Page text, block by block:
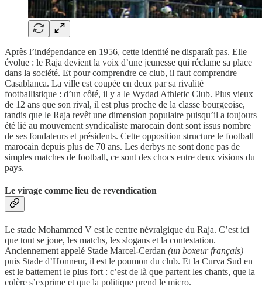
Après l’indépendance en 1956, cette identité ne disparaît pas. Elle
évolue : le Raja devient la voix d’une jeunesse qui réclame sa place
dans la société. Et pour comprendre ce club, il faut comprendre
Casablanca. La ville est coupée en deux par sa rivalité
footballistique : d’un côté, il y a le Wydad Athletic Club. Plus vieux
de 12 ans que son rival, il est plus proche de la classe bourgeoise,
tandis que le Raja revêt une dimension populaire puisqu’il a toujours
été lié au mouvement syndicaliste marocain dont sont issus nombre
de ses fondateurs et présidents. Cette opposition structure le football
marocain depuis plus de 70 ans. Les derbys ne sont donc pas de
simples matches de football, ce sont des chocs entre deux visions du
pays.
Le virage comme lieu de revendication
Le stade Mohammed V est le centre névralgique du Raja. C’est ici
que tout se joue, les matchs, les slogans et la contestation.
Anciennement appelé Stade Marcel-Cerdan (un boxeur français)
puis Stade d’Honneur, il est le poumon du club. Et la Curva Sud en
est le battement le plus fort : c’est de là que partent les chants, que la
colère s’exprime et que la politique prend le micro.